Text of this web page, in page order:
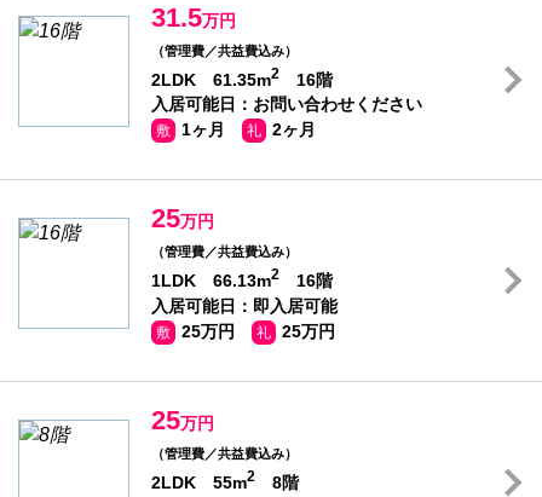
31.5万円
（管理費／共益費込み）
2LDK 61.35m2
16階
入居可能日：お問い合わせください
敷 1ヶ月 礼 2ヶ月
25万円
（管理費／共益費込み）
1LDK 66.13m2
16階
入居可能日：即入居可能
敷 25万円 礼 25万円
25万円
（管理費／共益費込み）
2LDK 55m2
8階